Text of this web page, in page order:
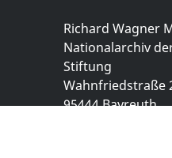
Richard Wagner
Nationalarchiv
Stiftung
Wahnfriedstraße
95444 Bayreuth